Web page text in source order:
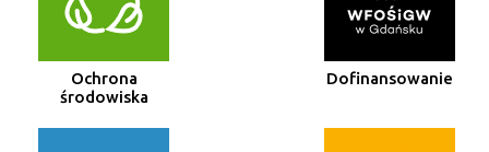
Ochrona
środowiska
Dofinansowanie